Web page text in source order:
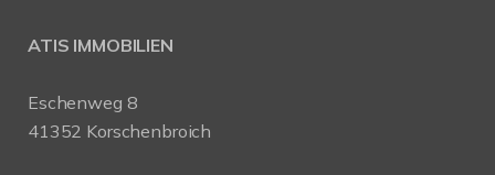
ATIS IMMOBILIEN
Eschenweg 8
41352 Korschenbroich